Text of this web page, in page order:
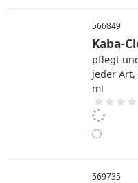
566849
Kaba-
pflegt
jeder
ml
569735